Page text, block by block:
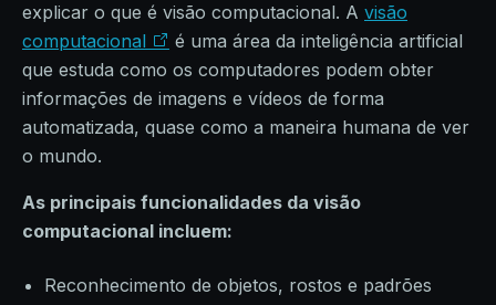
explicar o que é visão computacional. A visão
computacional
é uma área da inteligência artificial
que estuda como os computadores podem obter
informações de imagens e vídeos de forma
automatizada, quase como a maneira humana de ver
o mundo.
As principais funcionalidades da visão
computacional incluem:
Reconhecimento de objetos, rostos e padrões